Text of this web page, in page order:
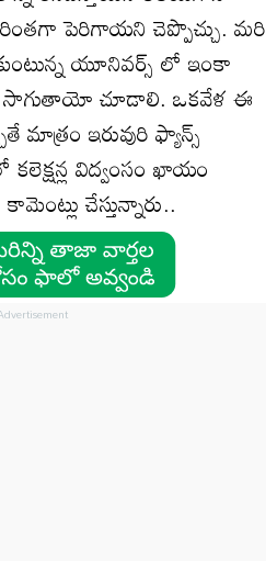
పెరిగాయని చెప్పొచ్చు. మరి
యూనివర్స్ లో ఇంకా
సాగుతాయో చూడాలి. ఒక‌వేళ ఈ
మాత్రం ఇరువురి ఫ్యాన్స్
విద్వంసం ఖాయం
చేస్తున్నారు..